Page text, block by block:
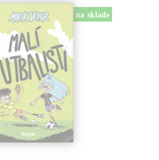
na sklade